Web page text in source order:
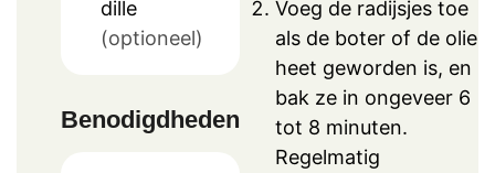
dille
(optioneel)
Benodigdheden
Voeg de radijsjes toe
als de boter of de olie
heet geworden is, en
bak ze in ongeveer 6
tot 8 minuten.
Regelmatig